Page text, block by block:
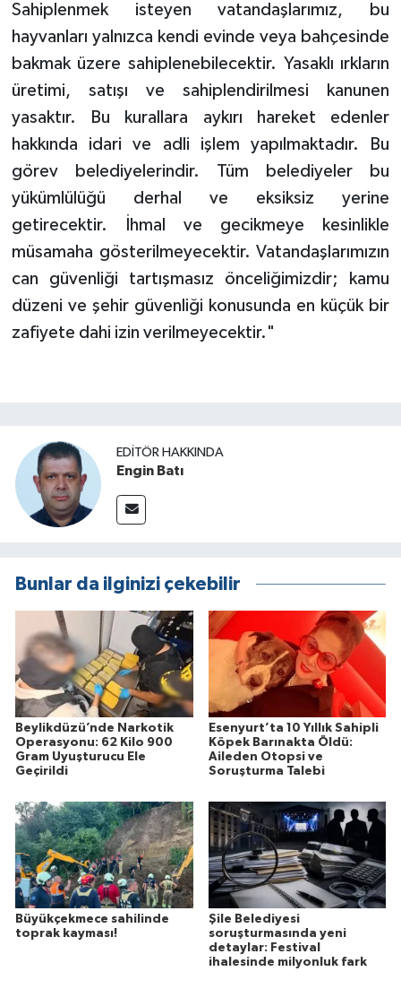
Sahiplenmek isteyen vatandaşlarımız, bu
hayvanları yalnızca kendi evinde veya bahçesinde
bakmak üzere sahiplenebilecektir. Yasaklı ırkların
üretimi, satışı ve sahiplendirilmesi kanunen
yasaktır. Bu kurallara aykırı hareket edenler
hakkında idari ve adli işlem yapılmaktadır. Bu
görev belediyelerindir. Tüm belediyeler bu
yükümlülüğü derhal ve eksiksiz yerine
getirecektir. İhmal ve gecikmeye kesinlikle
müsamaha gösterilmeyecektir. Vatandaşlarımızın
can güvenliği tartışmasız önceliğimizdir; kamu
düzeni ve şehir güvenliği konusunda en küçük bir
zafiyete dahi izin verilmeyecektir."
EDITÖR HAKKINDA
Engin Batı
Bunlar da ilginizi çekebilir
Beylikdüzü’nde Narkotik
Operasyonu: 62 Kilo 900
Gram Uyuşturucu Ele
Geçirildi
Esenyurt’ta 10 Yıllık Sahipli
Köpek Barınakta Öldü:
Aileden Otopsi ve
Soruşturma Talebi
Büyükçekmece sahilinde
toprak kayması!
Şile Belediyesi
soruşturmasında yeni
detaylar: Festival
ihalesinde milyonluk fark